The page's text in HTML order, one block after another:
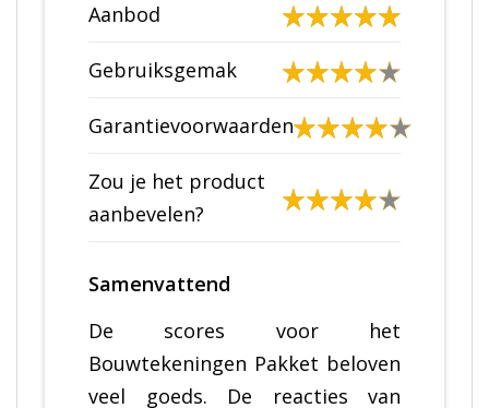
Aanbod
Gebruiksgemak
Garantievoorwaarden
Zou je het product
aanbevelen?
Samenvattend
De scores voor het
Bouwtekeningen Pakket beloven
veel goeds. De reacties van